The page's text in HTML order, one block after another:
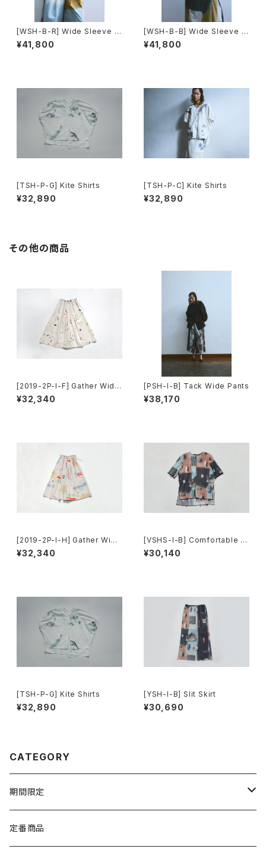
[WSH-B-R] Wide Sleeve S
hirts
¥41,800
[WSH-B-B] Wide Sleeve S
hirts
¥41,800
[TSH-P-G] Kite Shirts
¥32,890
[TSH-P-C] Kite Shirts
¥32,890
その他の商品
[2019-2P-I-F] Gather Wide
Pants
¥32,340
[PSH-I-B] Tack Wide Pants
¥38,170
[2019-2P-I-H] Gather Wide
Pants
¥32,340
[VSHS-I-B] Comfortable T
ops(Short Sleeve)
¥30,140
[TSH-P-G] Kite Shirts
¥32,890
[YSH-I-B] Slit Skirt
¥30,690
CATEGORY
期間限定
TEXTILE
定番商品